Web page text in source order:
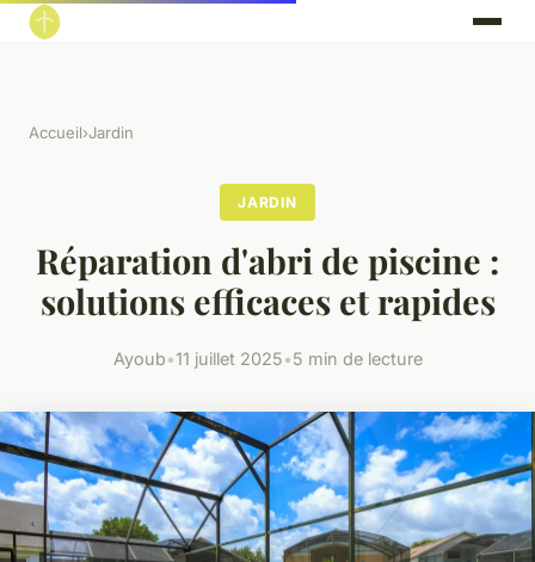
Accueil›Jardin
JARDIN
Réparation d'abri de piscine :
solutions efficaces et rapides
Ayoub•11 juillet 2025•5 min de lecture